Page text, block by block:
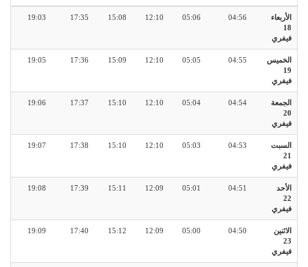
الأربعاء
18
فيفري
04:56
05:06
12:10
15:08
17:35
19:03
الخميس
19
فيفري
04:55
05:05
12:10
15:09
17:36
19:05
الجمعة
20
فيفري
04:54
05:04
12:10
15:10
17:37
19:06
السبت
21
فيفري
04:53
05:03
12:10
15:10
17:38
19:07
الأحد
22
فيفري
04:51
05:01
12:09
15:11
17:39
19:08
الاثنين
23
فيفري
04:50
05:00
12:09
15:12
17:40
19:09